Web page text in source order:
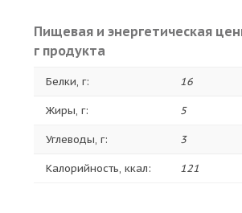
Пищевая и энергетическая
г продукта
Белки, г: 16
Жиры, г: 5
Углеводы, г: 3
Калорийность, ккал: 121